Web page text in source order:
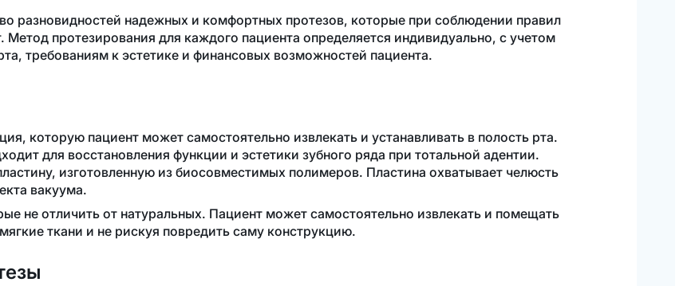
разновидностей надежных и комфортных протезов, которые при соблюдении правил
Метод протезирования для каждого пациента определяется индивидуально, с учетом
требованиям к эстетике и финансовых возможностей пациента.
которую пациент может самостоятельно извлекать и устанавливать в полость рта.
для восстановления функции и эстетики зубного ряда при тотальной адентии.
изготовленную из биосовместимых полимеров. Пластина охватывает челюсть
вакуума.
не отличить от натуральных. Пациент может самостоятельно извлекать и помещать
ткани и не рискуя повредить саму конструкцию.